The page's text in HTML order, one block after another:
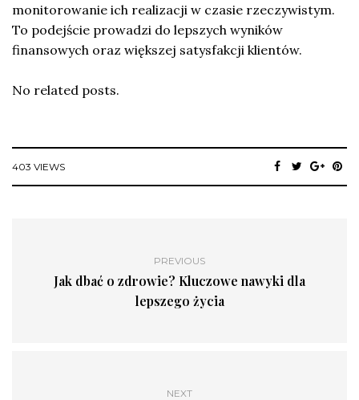
monitorowanie ich realizacji w czasie rzeczywistym.
To podejście prowadzi do lepszych wyników
finansowych oraz większej satysfakcji klientów.
No related posts.
403 VIEWS
PREVIOUS
Jak dbać o zdrowie? Kluczowe nawyki dla
lepszego życia
NEXT